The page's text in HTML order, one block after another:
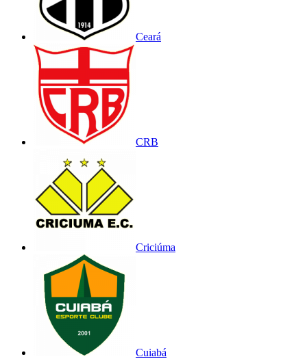
Ceará
CRB
Criciúma
Cuiabá